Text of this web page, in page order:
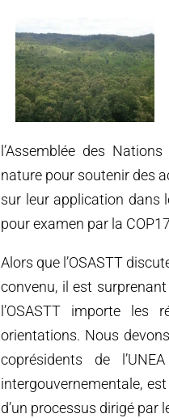
l’Assemblée des
nature pour soutenir des
sur leur application dans
pour examen par la
Alors que l’OSASTT
convenu, il est
l’OSASTT importe les
orientations. Nous
coprésidents de
intergouvernementale,
d’un processus dirigé par